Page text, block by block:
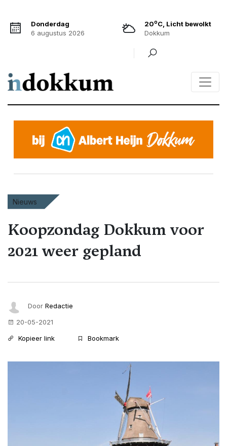
Donderdag
6 augustus 2026
20oC, Licht bewolkt
Dokkum
Nieuws
Koopzondag Dokkum voor
2021 weer gepland
Door Redactie
20-05-2021
Kopieer link
Bookmark